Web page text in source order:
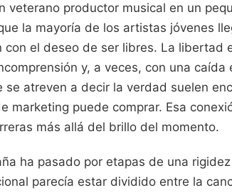
veterano productor musical en un
la mayoría de los artistas jóvenes
el deseo de ser libres. La libertad
y, a veces, con una caída
se atreven a decir la verdad suelen
marketing puede comprar. Esa
más allá del brillo del momento.
ha pasado por etapas de una
parecía estar dividido entre la